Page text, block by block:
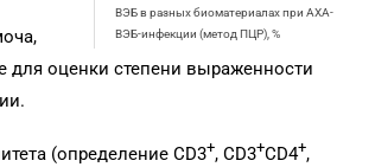
ВЭБ в разных биоматериалах при АХА-
ВЭБ-инфекции (метод ПЦР), %
для оценки степени выраженности
(определение CD3+, CD3+CD4+,